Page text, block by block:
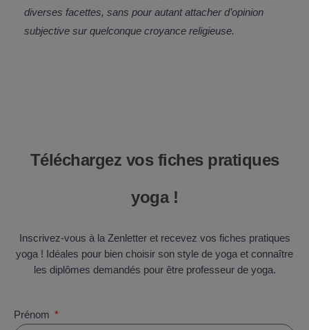
diverses facettes, sans pour autant attacher d’opinion
subjective sur quelconque croyance religieuse.
Téléchargez vos fiches pratiques
yoga !
Inscrivez-vous à la Zenletter et recevez vos fiches pratiques
yoga ! Idéales pour bien choisir son style de yoga et connaître
les diplômes demandés pour être professeur de yoga.
Prénom